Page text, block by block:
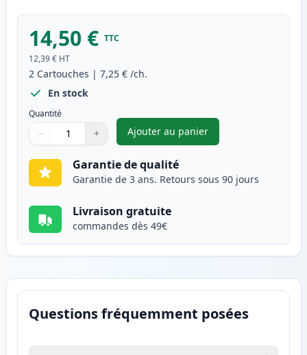
14,50 € TTC
12,39 € HT
2 Cartouches | 7,25 € /ch.
En stock
Quantité
Quantité
Utilisez les boutons pour ajuster
− +
Quantité
Ajouter au panier
,Pack de 2 Brother
Garantie de qualité
Garantie de 3 ans. Retours sous 90 jours
Livraison gratuite
commandes dès 49€
Questions fréquemment posées